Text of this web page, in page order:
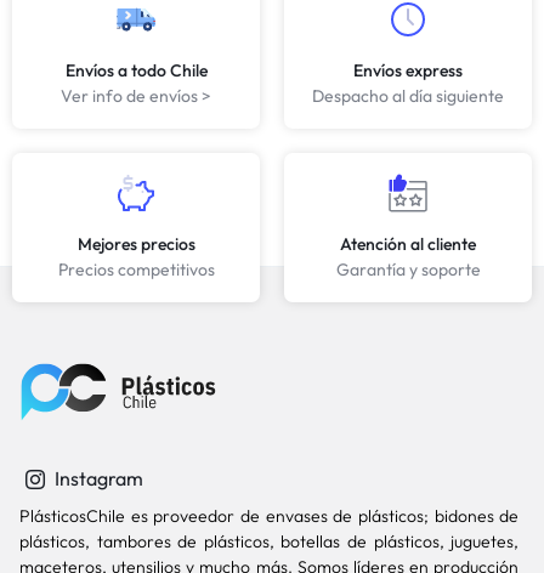
Envíos a todo Chile
Ver info de envíos >
Envíos express
Despacho al día siguiente
Mejores precios
Precios competitivos
Atención al cliente
Garantía y soporte
Instagram
PlásticosChile es proveedor de envases de plásticos; bidones de
plásticos, tambores de plásticos, botellas de plásticos, juguetes,
maceteros, utensilios y mucho más. Somos líderes en producción